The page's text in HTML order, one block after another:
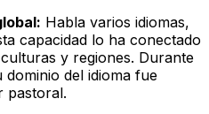
Habla varios idiomas,
capacidad lo ha conectado
y regiones. Durante
dominio del idioma fue
pastoral.